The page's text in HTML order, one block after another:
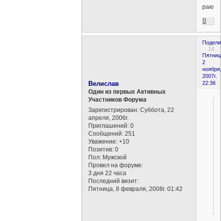
раю?
0
14
2
ноября,
2007г.
22:36
Велислав
Один из первых Активных
Участников Форума
Зарегистрирован: Суббота, 22
апреля, 2006г.
Приглашений: 0
Сообщений: 251
Уважение: +10
Позитив: 0
Пол: Мужской
Провел на форуме:
3 дня 22 часа
Последний визит:
Пятница, 8 февраля, 2008г. 01:42